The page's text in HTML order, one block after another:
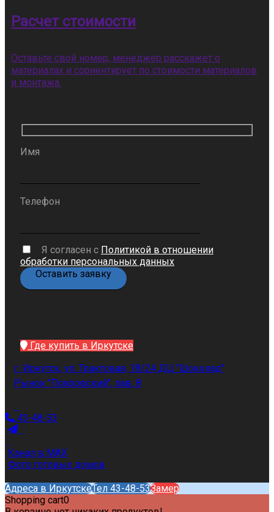
Расчет стоимости
Оставьте свой номер, менеджер расскажет о
материалах и сориентирует по стоимости материалов
и монтажа.
Имя
Телефон
Я согласен с Политикой в отношении
обработки персональных данных
Где купить в Иркутске
г. Иркутск, ул. Трактовая, 18/24 ДЦ "Шоколад"
Рынок "Покровский", пав. 8
43-48-53
Канал в MAX
Фото готовых домов
Адреса в ИркутскеТел 43-48-53Замер
Shopping cart0